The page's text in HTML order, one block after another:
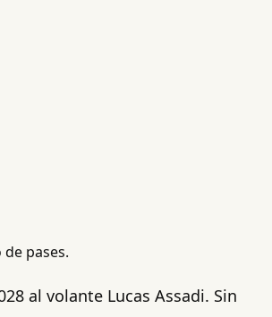
pases.
al volante Lucas Assadi. Sin